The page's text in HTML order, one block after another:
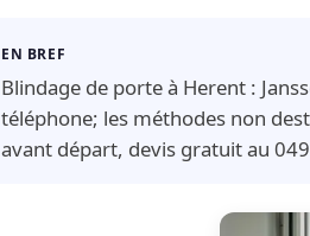
EN BREF
Blindage de porte à Herent :
téléphone; les méthodes non
avant départ, devis gratuit au